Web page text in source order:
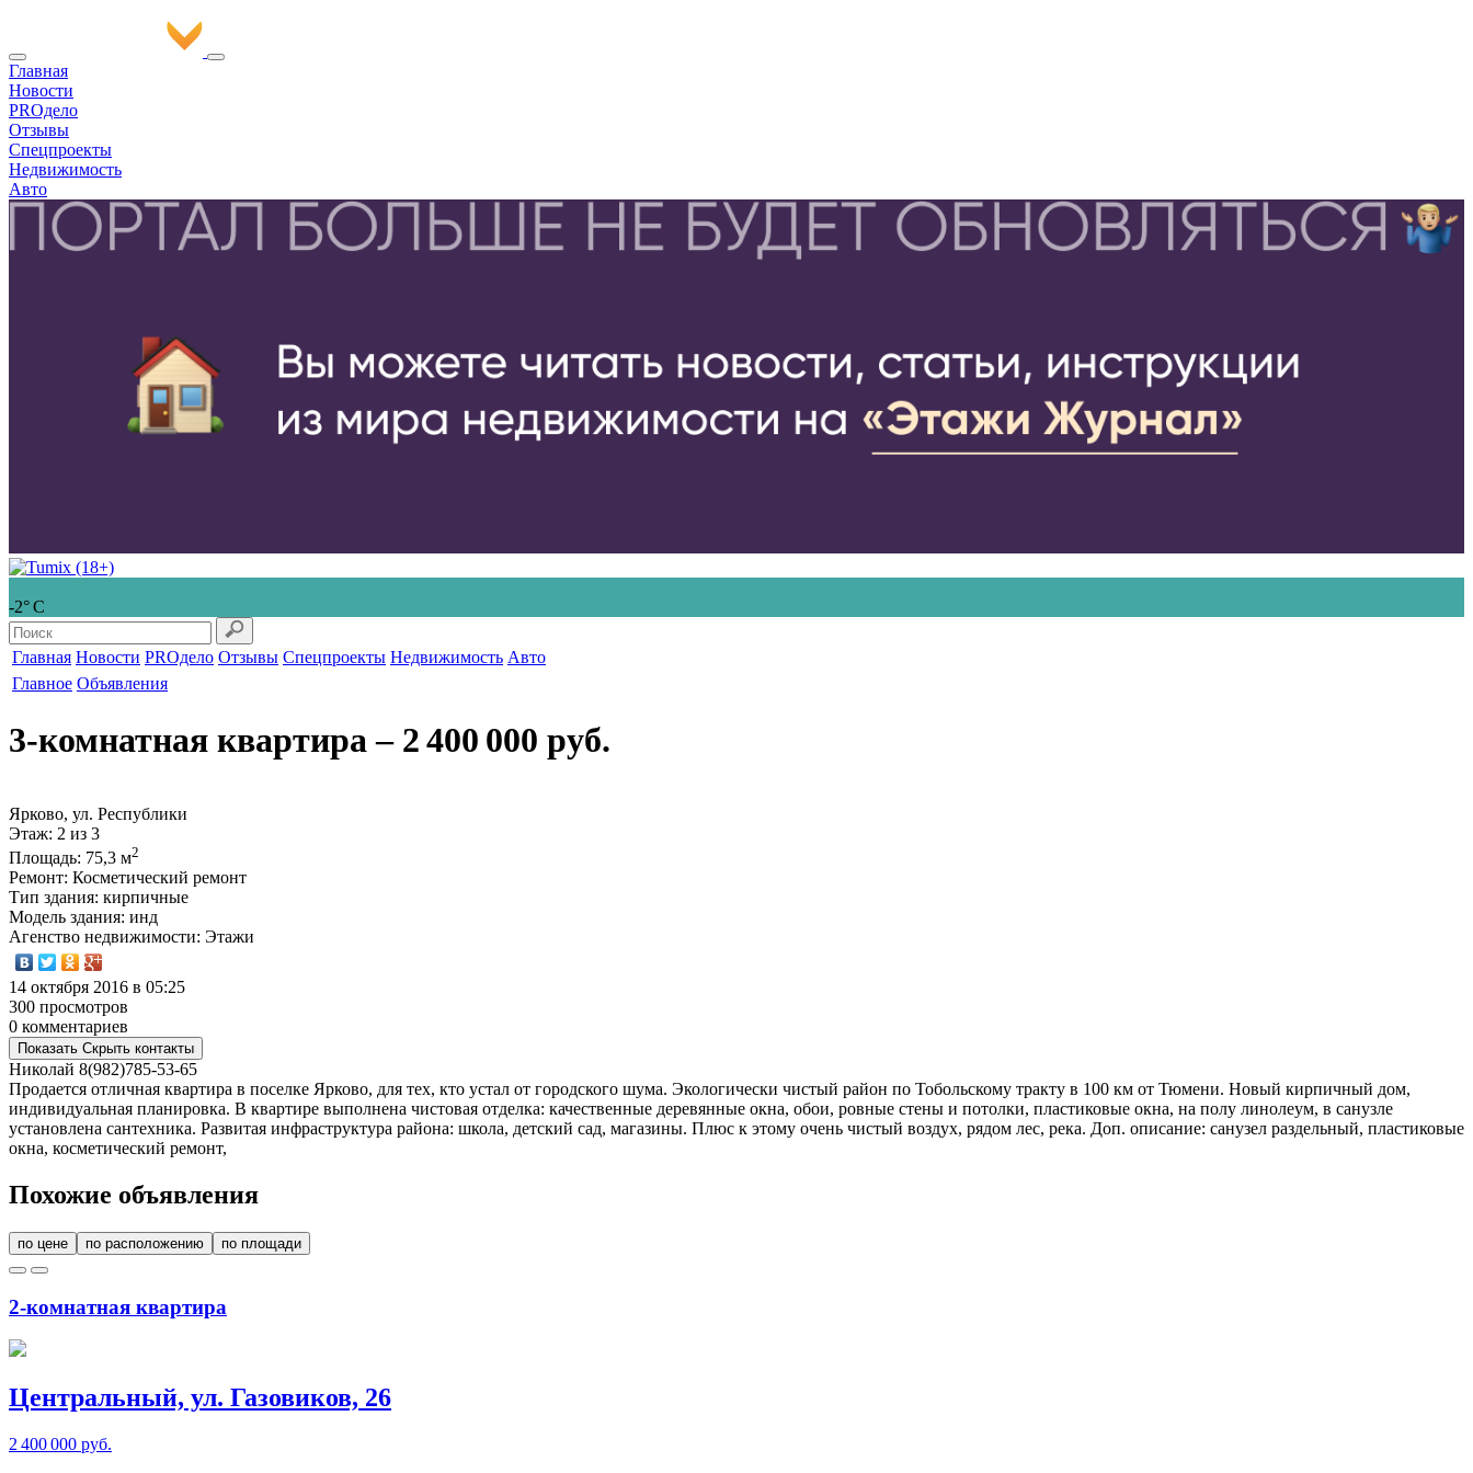
Главная
Новости
PROдело
Отзывы
Спецпроекты
Недвижимость
Авто
-2° С
Главная Новости PROдело Отзывы Спецпроекты Недвижимость Авто
Главное Объявления
3-комнатная квартира‒ 2 400 000 руб.
Ярково, ул. Республики
Этаж: 2 из 3
Площадь: 75,3 м2
Ремонт: Косметический ремонт
Тип здания: кирпичные
Модель здания: инд
Агенство недвижимости: Этажи
14 октября 2016 в 05:25
300 просмотров
0 комментариев
Показать Скрыть контакты
Николай 8(982)785-53-65
Продается отличная квартира в поселке Ярково, для тех, кто устал от городского шума. Экологически чистый район по Тобольскому тракту в 100 км от Тюмени. Новый кирпичный дом,
индивидуальная планировка. В квартире выполнена чистовая отделка: качественные деревянные окна, обои, ровные стены и потолки, пластиковые окна, на полу линолеум, в санузле
установлена сантехника. Развитая инфраструктура района: школа, детский сад, магазины. Плюс к этому очень чистый воздух, рядом лес, река. Доп. описание: санузел раздельный, пластиковые
окна, косметический ремонт,
Похожие объявления
по цене по расположению по площади
2-комнатная квартира
Центральный, ул. Газовиков, 26
2 400 000 руб.